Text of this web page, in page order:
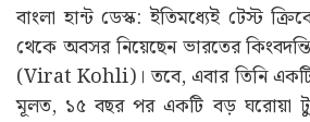
বাংলা হান্ট ডেস্ক: ইতিমধ্যেই টেস্ট
থেকে অবসর নিয়েছেন ভারতের
(Virat Kohli)। তবে, এবার তিনি একটি
মূলত, ১৫ বছর পর একটি বড় ঘরোয়া